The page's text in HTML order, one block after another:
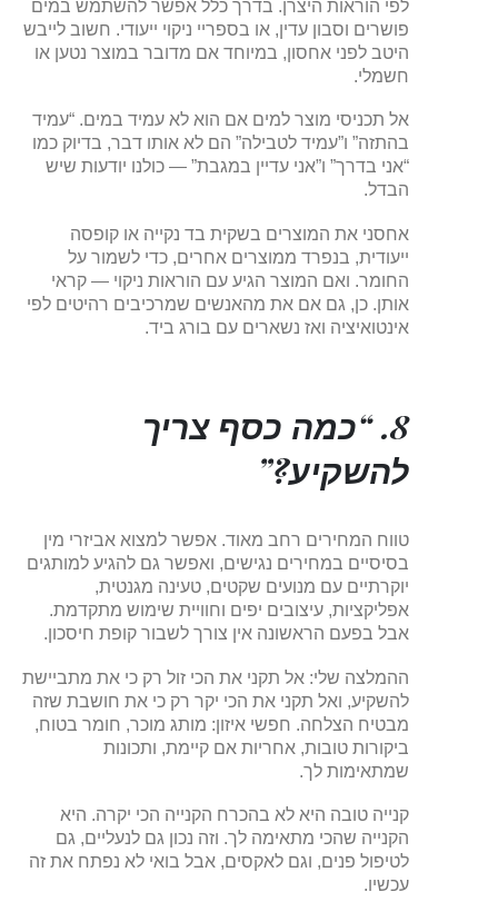
לפי הוראות היצרן. בדרך כלל אפשר להשתמש במים
פושרים וסבון עדין, או בספריי ניקוי ייעודי. חשוב לייבש
היטב לפני אחסון, במיוחד אם מדובר במוצר נטען או
חשמלי.
אל תכניסי מוצר למים אם הוא לא עמיד במים. “עמיד
בהתזה” ו”עמיד לטבילה” הם לא אותו דבר, בדיוק כמו
“אני בדרך” ו”אני עדיין במגבת” — כולנו יודעות שיש
הבדל.
אחסני את המוצרים בשקית בד נקייה או קופסה
ייעודית, בנפרד ממוצרים אחרים, כדי לשמור על
החומר. ואם המוצר הגיע עם הוראות ניקוי — קראי
אותן. כן, גם אם את מהאנשים שמרכיבים רהיטים לפי
אינטואיציה ואז נשארים עם בורג ביד.
8. “כמה כסף צריך
להשקיע?”
טווח המחירים רחב מאוד. אפשר למצוא אביזרי מין
בסיסיים במחירים נגישים, ואפשר גם להגיע למותגים
יוקרתיים עם מנועים שקטים, טעינה מגנטית,
אפליקציות, עיצובים יפים וחוויית שימוש מתקדמת.
אבל בפעם הראשונה אין צורך לשבור קופת חיסכון.
ההמלצה שלי: אל תקני את הכי זול רק כי את מתביישת
להשקיע, ואל תקני את הכי יקר רק כי את חושבת שזה
מבטיח הצלחה. חפשי איזון: מותג מוכר, חומר בטוח,
ביקורות טובות, אחריות אם קיימת, ותכונות
שמתאימות לך.
קנייה טובה היא לא בהכרח הקנייה הכי יקרה. היא
הקנייה שהכי מתאימה לך. וזה נכון גם לנעליים, גם
לטיפול פנים, וגם לאקסים, אבל בואי לא נפתח את זה
עכשיו.